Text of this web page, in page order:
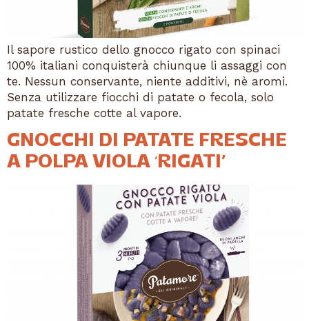
Il sapore rustico dello gnocco rigato con spinaci
100% italiani conquisterà chiunque li assaggi con
te. Nessun conservante, niente additivi, nè aromi.
Senza utilizzare fiocchi di patate o fecola, solo
patate fresche cotte al vapore.
GNOCCHI DI PATATE FRESCHE
A POLPA VIOLA ‘RIGATI’